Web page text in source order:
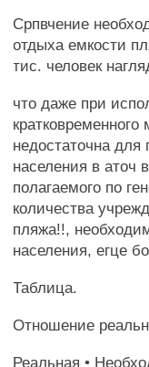
Српвчение
отдыха емкости
тис. человек
что даже при
недостаточна для
населения в аточ
полагаемого по
количества
пляжа!!,
населения, егце
Таблица.
Отношение
Реальная •